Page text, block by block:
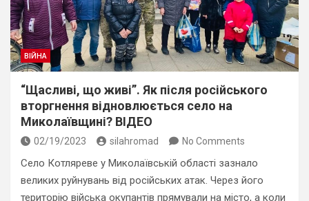
ВІЙНА
“Щасливі, що живі”. Як після російського
вторгнення відновлюється село на
Миколаївщині? ВІДЕО
02/19/2023 silahromad No Comments
Село Котляреве у Миколаївській області зазнало
великих руйнувань від російських атак. Через його
територію війська окупантів прямували на місто, а коли